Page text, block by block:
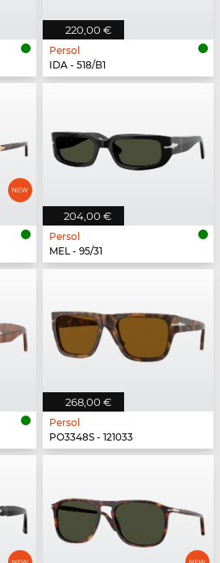
220,00 €
Persol
IDA - 518/B1
204,00 €
Persol
MEL - 95/31
268,00 €
Persol
PO3348S - 121033